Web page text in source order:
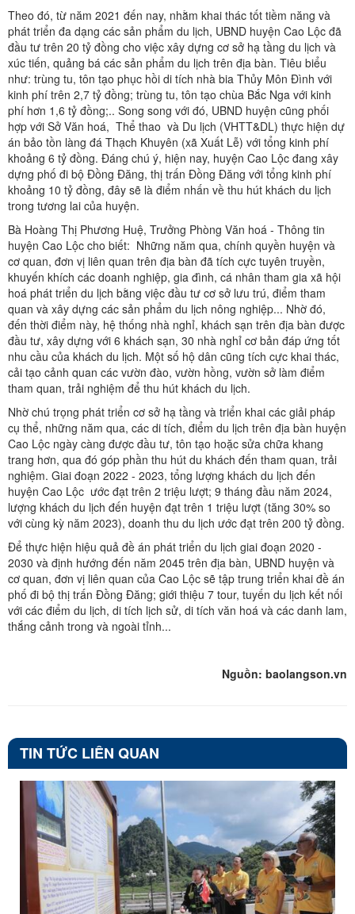
Theo đó, từ năm 2021 đến nay, nhằm khai thác tốt tiềm năng và
phát triển đa dạng các sản phẩm du lịch, UBND huyện Cao Lộc đã
đầu tư trên 20 tỷ đồng cho việc xây dựng cơ sở hạ tầng du lịch và
xúc tiến, quảng bá các sản phẩm du lịch trên địa bàn. Tiêu biểu
như: trùng tu, tôn tạo phục hồi di tích nhà bia Thủy Môn Đình với
kinh phí trên 2,7 tỷ đồng; trùng tu, tôn tạo chùa Bắc Nga với kinh
phí hơn 1,6 tỷ đồng;.. Song song với đó, UBND huyện cũng phối
hợp với Sở Văn hoá, Thể thao và Du lịch (VHTT&DL) thực hiện dự
án bảo tồn làng đá Thạch Khuyên (xã Xuất Lễ) với tổng kinh phí
khoảng 6 tỷ đồng. Đáng chú ý, hiện nay, huyện Cao Lộc đang xây
dựng phố đi bộ Đồng Đăng, thị trấn Đồng Đăng với tổng kinh phí
khoảng 10 tỷ đồng, đây sẽ là điểm nhấn về thu hút khách du lịch
trong tương lai của huyện.
Bà Hoàng Thị Phương Huệ, Trưởng Phòng Văn hoá - Thông tin
huyện Cao Lộc cho biết: Những năm qua, chính quyền huyện và
cơ quan, đơn vị liên quan trên địa bàn đã tích cực tuyên truyền,
khuyến khích các doanh nghiệp, gia đình, cá nhân tham gia xã hội
hoá phát triển du lịch bằng việc đầu tư cơ sở lưu trú, điểm tham
quan và xây dựng các sản phẩm du lịch nông nghiệp... Nhờ đó,
đến thời điểm này, hệ thống nhà nghỉ, khách sạn trên địa bàn được
đầu tư, xây dựng với 6 khách sạn, 30 nhà nghỉ cơ bản đáp ứng tốt
nhu cầu của khách du lịch. Một số hộ dân cũng tích cực khai thác,
cải tạo cảnh quan các vườn đào, vườn hồng, vườn sở làm điểm
tham quan, trải nghiệm để thu hút khách du lịch.
Nhờ chú trọng phát triển cơ sở hạ tầng và triển khai các giải pháp
cụ thể, những năm qua, các di tích, điểm du lịch trên địa bàn huyện
Cao Lộc ngày càng được đầu tư, tôn tạo hoặc sửa chữa khang
trang hơn, qua đó góp phần thu hút du khách đến tham quan, trải
nghiệm. Giai đoạn 2022 - 2023, tổng lượng khách du lịch đến
huyện Cao Lộc ước đạt trên 2 triệu lượt; 9 tháng đầu năm 2024,
lượng khách du lịch đến huyện đạt trên 1 triệu lượt (tăng 30% so
với cùng kỳ năm 2023), doanh thu du lịch ước đạt trên 200 tỷ đồng.
Để thực hiện hiệu quả đề án phát triển du lịch giai đoạn 2020 -
2030 và định hướng đến năm 2045 trên địa bàn, UBND huyện và
cơ quan, đơn vị liên quan của Cao Lộc sẽ tập trung triển khai đề án
phố đi bộ thị trấn Đồng Đăng; giới thiệu 7 tour, tuyến du lịch kết nối
với các điểm du lịch, di tích lịch sử, di tích văn hoá và các danh lam,
thắng cảnh trong và ngoài tỉnh...
Nguồn: baolangson.vn
TIN TỨC LIÊN QUAN